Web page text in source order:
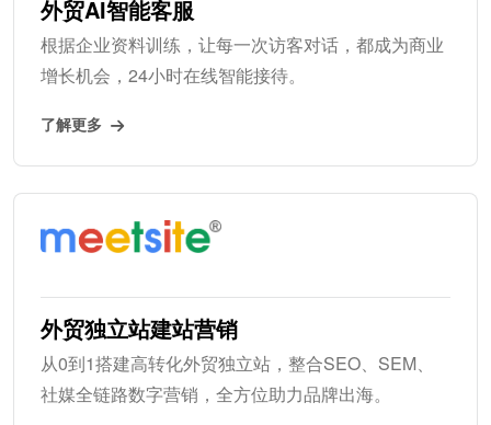
外贸AI智能客服
根据企业资料训练，让每一次访客对话，都成为商业
增长机会，24小时在线智能接待。
了解更多
外贸独立站建站营销
从0到1搭建高转化外贸独立站，整合SEO、SEM、
社媒全链路数字营销，全方位助力品牌出海。